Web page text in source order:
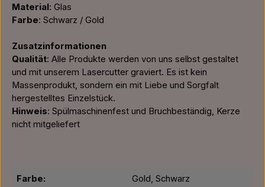
Material: Glas
Farbe: Schwarz / Gold
Zusatzinformationen
Qualität: Alle Produkte werden von uns selbst gestaltet
und mit unserem Lasercutter graviert. Es ist kein
Massenprodukt, sondern ein mit Liebe und Sorgfalt
hergestelltes Einzelstück.
Hinweis: Spülmaschinenfest und Bruchbeständig, Kerze
nicht mitgeliefert
Farbe: Gold, Schwarz